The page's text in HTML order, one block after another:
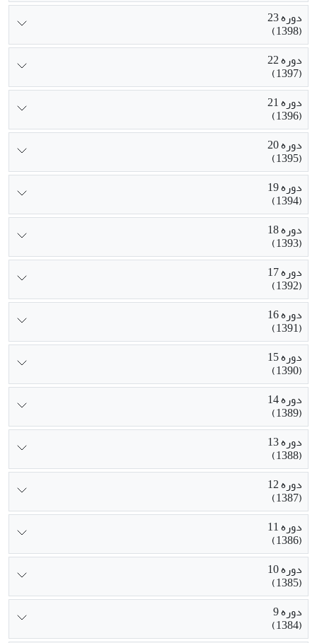
دوره 23
(1398)
دوره 22
(1397)
دوره 21
(1396)
دوره 20
(1395)
دوره 19
(1394)
دوره 18
(1393)
دوره 17
(1392)
دوره 16
(1391)
دوره 15
(1390)
دوره 14
(1389)
دوره 13
(1388)
دوره 12
(1387)
دوره 11
(1386)
دوره 10
(1385)
دوره 9
(1384)